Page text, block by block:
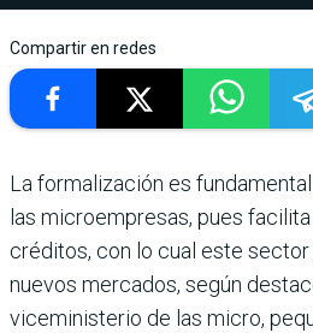
Compartir en redes
La formalización es
las microempresas, pues
créditos, con lo cual este
nuevos mercados, según
viceministerio de las micro,